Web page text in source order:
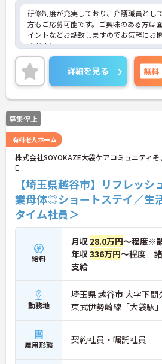
研修制度が充実しており、介護職員とし
方もご応募可能です。ご興味のある方は
イントなどお話致しますのでお気軽にお
ください。
詳細を見る 無料
募集停止
有料老人ホーム
株式会社SOYOKAZE大袋ケアコミュニティそ
E
【埼玉県越谷市】リフレッ
業母体◎ショートステイ／生
タイム社員＞
給料
月収 28.0万円～程度※
年収336万円～程度 諸
支給
勤務地
埼玉県 越谷市 大字下間
東武伊勢崎線「大袋駅
雇用形態 契約社員・嘱託社員